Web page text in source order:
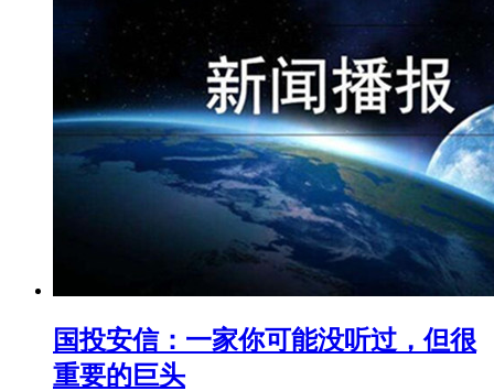
国投安信：一家你可能没听过，但很
重要的巨头